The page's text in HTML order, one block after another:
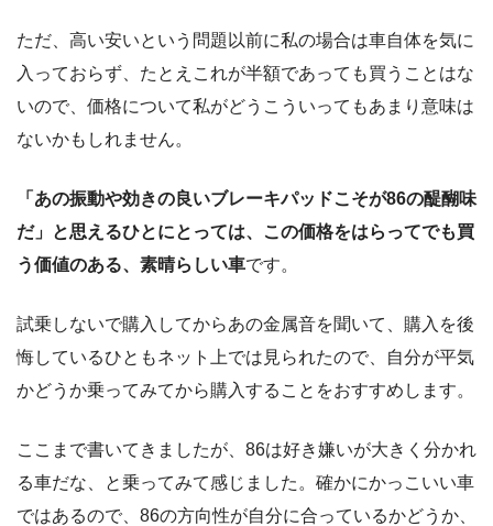
ただ、高い安いという問題以前に私の場合は車自体を気に
入っておらず、たとえこれが半額であっても買うことはな
いので、価格について私がどうこういってもあまり意味は
ないかもしれません。
「あの振動や効きの良いブレーキパッドこそが86の醍醐味
だ」と思えるひとにとっては、この価格をはらってでも買
う価値のある、素晴らしい車です。
試乗しないで購入してからあの金属音を聞いて、購入を後
悔しているひともネット上では見られたので、自分が平気
かどうか乗ってみてから購入することをおすすめします。
ここまで書いてきましたが、86は好き嫌いが大きく分かれ
る車だな、と乗ってみて感じました。確かにかっこいい車
ではあるので、86の方向性が自分に合っているかどうか、